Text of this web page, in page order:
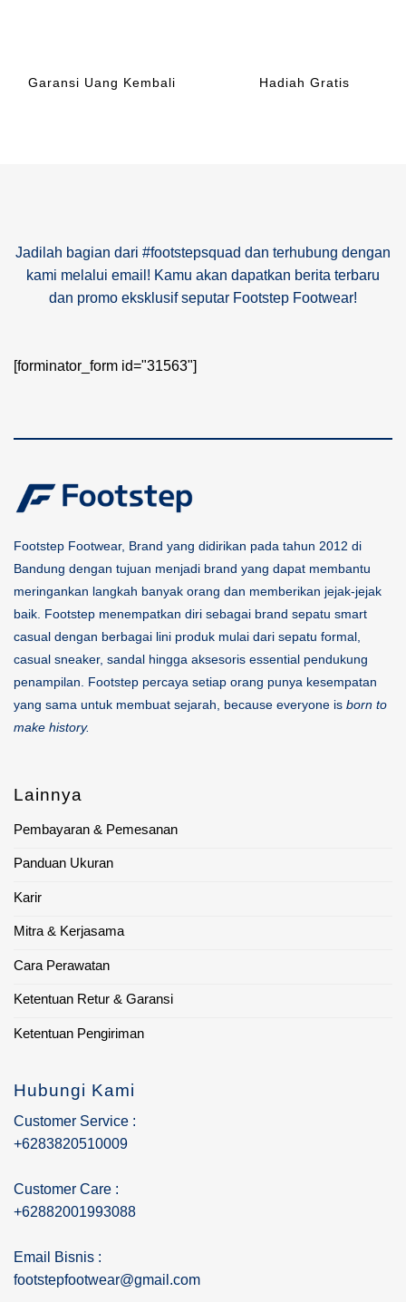
Garansi Uang Kembali Hadiah Gratis
Jadilah bagian dari #footstepsquad dan terhubung dengan
kami melalui email! Kamu akan dapatkan berita terbaru
dan promo eksklusif seputar Footstep Footwear!
[forminator_form id="31563"]
Footstep Footwear, Brand yang didirikan pada tahun 2012 di
Bandung dengan tujuan menjadi brand yang dapat membantu
meringankan langkah banyak orang dan memberikan jejak-jejak
baik. Footstep menempatkan diri sebagai brand sepatu smart
casual dengan berbagai lini produk mulai dari sepatu formal,
casual sneaker, sandal hingga aksesoris essential pendukung
penampilan. Footstep percaya setiap orang punya kesempatan
yang sama untuk membuat sejarah, because everyone is born to
make history.
Lainnya
Pembayaran & Pemesanan
Panduan Ukuran
Karir
Mitra & Kerjasama
Cara Perawatan
Ketentuan Retur & Garansi
Ketentuan Pengiriman
Hubungi Kami
Customer Service :
+6283820510009
Customer Care :
+62882001993088
Email Bisnis :
footstepfootwear@gmail.com